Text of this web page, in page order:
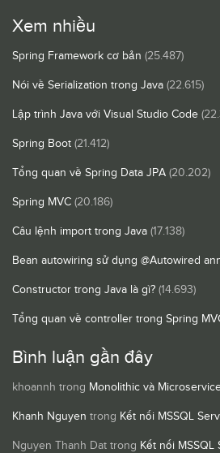
Xem nhiều
Spring Framework cơ bản (25.487)
Nói về Serialization trong Java (22.615)
Lập trình Java với Visual Studio Code
Spring Boot (21.412)
Tổng quan về Spring Data JPA (20.202)
Spring MVC (20.186)
Câu lệnh import trong Java (17.138)
Bean autowiring sử dụng @Autowired
Constructor trong Java là gì? (14.693)
Tổng quan về controller trong Spring
Bình luận gần đây
khoannh trong Monolithic và
Khanh Nguyen trong Kết nối MSSQL
Nguyen Thanh Dat trong Kết nối